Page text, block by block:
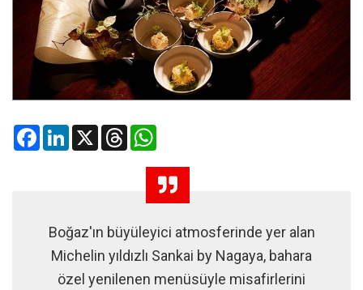
FacebookLinkedIn
X Threads
Boğaz'ın büyüleyici atmosferinde yer alan
Michelin yıldızlı Sankai by Nagaya, bahara
özel yenilenen menüsüyle misafirlerini